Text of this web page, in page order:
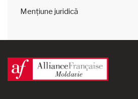
Mențiune juridică